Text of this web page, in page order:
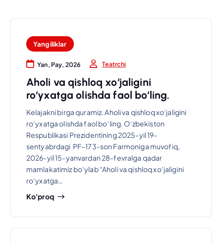
Yangiliklar
Yan, Pay, 2026 Teatrchi
Aholi va qishloq xo‘jaligini
ro‘yxatga olishda faol bo‘ling.
Kelajakni birga quramiz. Aholi va qishloq xo‘jaligini
ro‘yxatga olishda faol bo‘ling. O‘zbekiston
Respublikasi Prezidentining 2025-yil 19-
sentyabrdagi PF–173-son Farmoniga muvofiq,
2026-yil 15-yanvardan 28-fevralga qadar
mamlakatimiz bo‘ylab “Aholi va qishloq xo‘jaligini
ro‘yxatga…
Ko'proq